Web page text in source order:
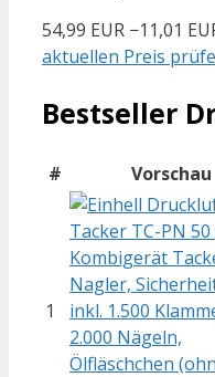
54,99 EUR −11,01
aktuellen Preis
Bestseller
# Vorschau
1